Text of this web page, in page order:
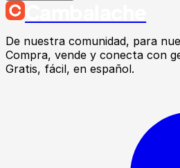
De nuestra comunidad, para
Compra, vende y conecta con
Gratis, fácil, en español.